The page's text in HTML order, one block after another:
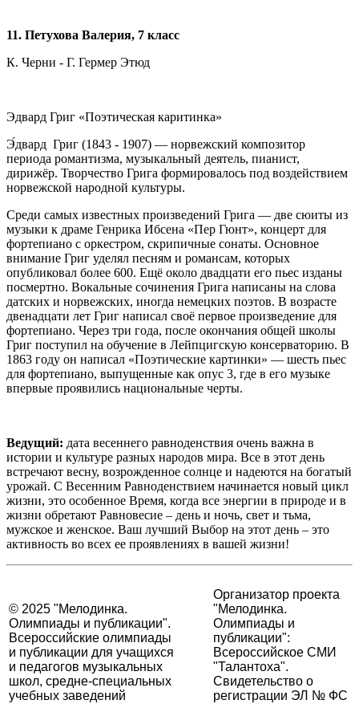
11. Петухова Валерия, 7 класс
К. Черни - Г. Гермер Этюд
Эдвард Григ «Поэтическая каритинка»
Э́двард Григ (1843 - 1907) — норвежский композитор
периода романтизма, музыкальный деятель, пианист,
дирижёр. Творчество Грига формировалось под воздействием
норвежской народной культуры.
Среди самых известных произведений Грига — две сюиты из
музыки к драме Генрика Ибсена «Пер Гюнт», концерт для
фортепиано с оркестром, скрипичные сонаты. Основное
внимание Григ уделял песням и романсам, которых
опубликовал более 600. Ещё около двадцати его пьес изданы
посмертно. Вокальные сочинения Грига написаны на слова
датских и норвежских, иногда немецких поэтов. В возрасте
двенадцати лет Григ написал своё первое произведение для
фортепиано. Через три года, после окончания общей школы
Григ поступил на обучение в Лейпцигскую консерваторию. В
1863 году он написал «Поэтические картинки» — шесть пьес
для фортепиано, выпущенные как опус 3, где в его музыке
впервые проявились национальные черты.
Ведущий: дата весеннего равноденствия очень важна в
истории и культуре разных народов мира. Все в этот день
встречают весну, возрожденное солнце и надеются на богатый
урожай. С Весенним Равноденствием начинается новый цикл
жизни, это особенное Время, когда все энергии в природе и в
жизни обретают Равновесие – день и ночь, свет и тьма,
мужское и женское. Ваш лучший Выбор на этот день – это
активность во всех ее проявлениях в вашей жизни!
© 2025 "Мелодинка.
Олимпиады и публикации".
Всероссийские олимпиады
и публикации для учащихся
и педагогов музыкальных
школ, средне-специальных
учебных заведений
Организатор проекта
"Мелодинка.
Олимпиады и
публикации":
Всероссийское СМИ
"Талантоха".
Свидетельство о
регистрации ЭЛ № ФС